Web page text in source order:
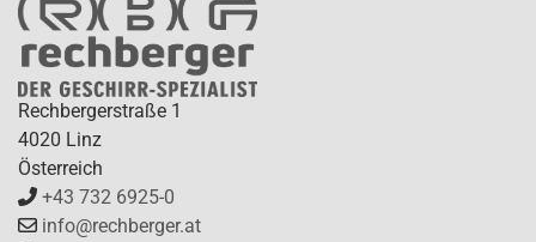
Rechbergerstraße 1
4020 Linz
Österreich
+43 732 6925-0
info@rechberger.at